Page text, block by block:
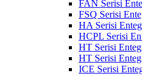
FAN Serisi
FSQ Serisi
HA Serisi
HCPL Serisi
HT Serisi
HT Serisi
ICE Serisi